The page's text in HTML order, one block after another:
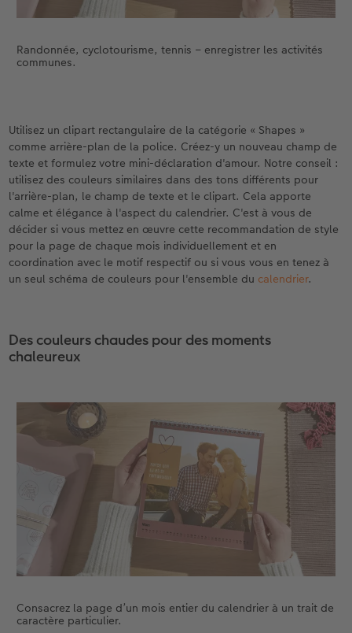
Randonnée, cyclotourisme, tennis – enregistrer les activités
communes.
Utilisez un clipart rectangulaire de la catégorie « Shapes »
comme arrière-plan de la police. Créez-y un nouveau champ de
texte et formulez votre mini-déclaration d'amour. Notre conseil :
utilisez des couleurs similaires dans des tons différents pour
l'arrière-plan, le champ de texte et le clipart. Cela apporte
calme et élégance à l'aspect du calendrier. C'est à vous de
décider si vous mettez en œuvre cette recommandation de style
pour la page de chaque mois individuellement et en
coordination avec le motif respectif ou si vous vous en tenez à
un seul schéma de couleurs pour l'ensemble du calendrier.
Des couleurs chaudes pour des moments
chaleureux
Consacrez la page d’un mois entier du calendrier à un trait de
caractère particulier.